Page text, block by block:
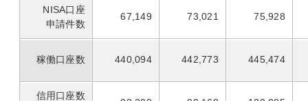
NISA口座
申請件数
67,149 73,021 75,928
稼働口座数 440,094 442,773 445,474
信用口座数